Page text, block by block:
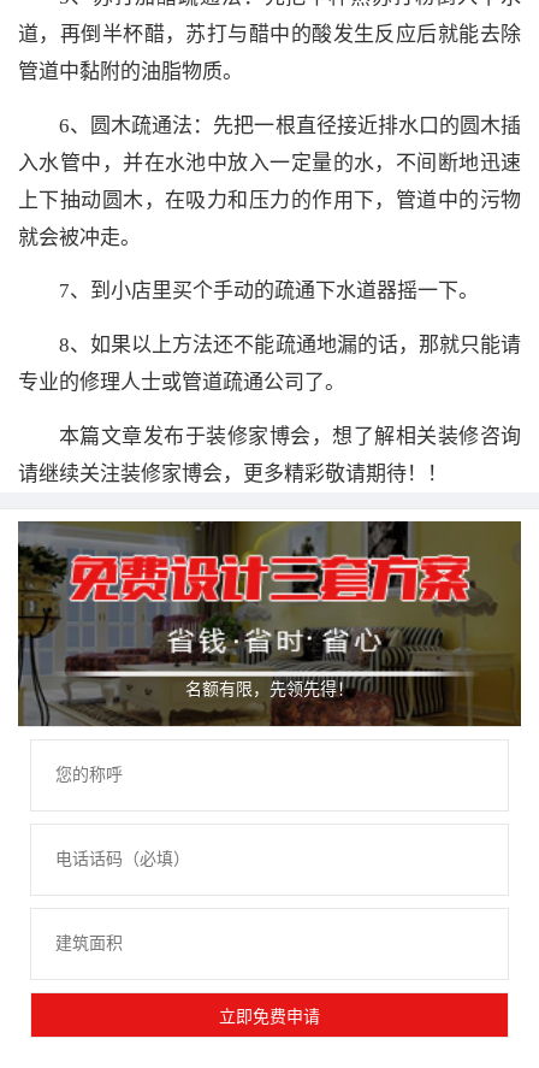
道，再倒半杯醋，苏打与醋中的酸发生反应后就能去除
管道中黏附的油脂物质。
6、圆木疏通法：先把一根直径接近排水口的圆木插
入水管中，并在水池中放入一定量的水，不间断地迅速
上下抽动圆木，在吸力和压力的作用下，管道中的污物
就会被冲走。
7、到小店里买个手动的疏通下水道器摇一下。
8、如果以上方法还不能疏通地漏的话，那就只能请
专业的修理人士或管道疏通公司了。
本篇文章发布于装修家博会，想了解相关装修咨询
请继续关注装修家博会，更多精彩敬请期待！！
名额有限，先领先得！